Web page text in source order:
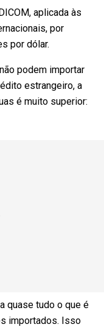
aplicada às
por
por dólar.
podem importar
estrangeiro, a
é muito superior:
quase tudo o que é
importados. Isso